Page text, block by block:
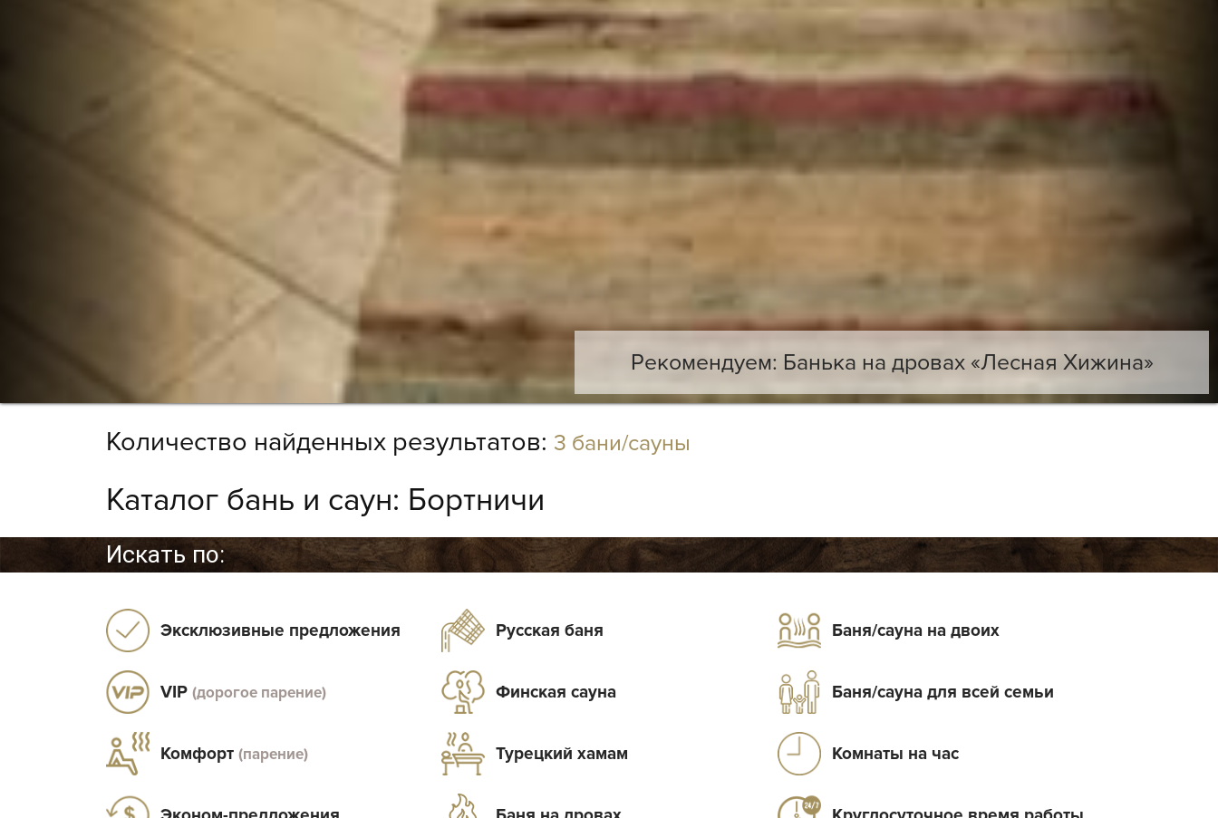
Рекомендуем: Банька на дровах «Лесная Хижина»
Количество найденных результатов: 3 бани/сауны
Каталог бань и саун: Бортничи
Искать по:
Эксклюзивные предложения
VIP (дорогое парение)
Комфорт (парение)
Русская баня
Финская сауна
Турецкий хамам
Баня/сауна на двоих
Баня/сауна для всей семьи
Комнаты на час